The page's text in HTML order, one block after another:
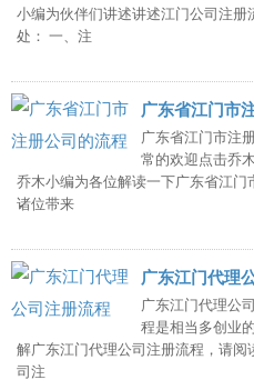
小编为伙伴们讲述讲述江门公司注
处： 一、注
广东省江门市
广东省江门市注
常的欢迎点击乔
乔木小编为各位解读一下广东省江
诸位带来
广东江门代理
广东江门代理公
程是相当多创业
解广东江门代理公司注册流程，请
司注